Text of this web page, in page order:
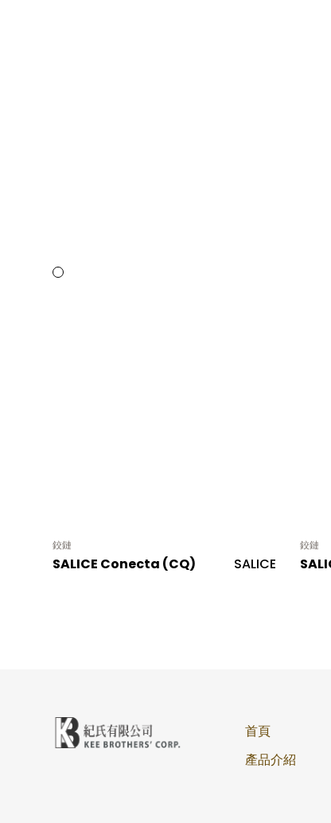
鉸鏈
SALICE Conecta (CQ) SALICE
鉸鏈
首頁
產品介紹